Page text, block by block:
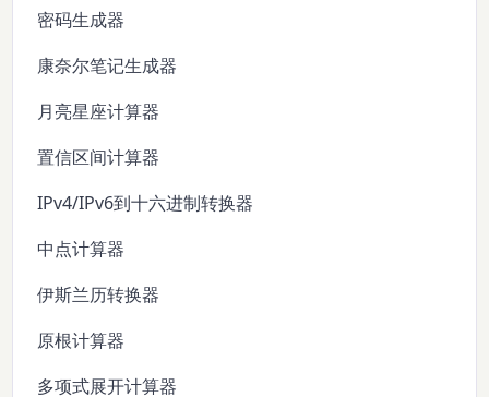
密码生成器
康奈尔笔记生成器
月亮星座计算器
置信区间计算器
IPv4/IPv6到十六进制转换器
中点计算器
伊斯兰历转换器
原根计算器
多项式展开计算器